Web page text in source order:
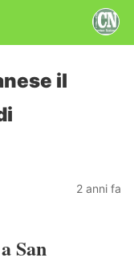
il
2 anni fa
San